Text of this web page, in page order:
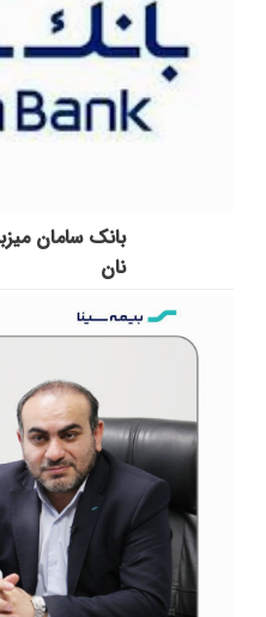
بانک سامان
نان